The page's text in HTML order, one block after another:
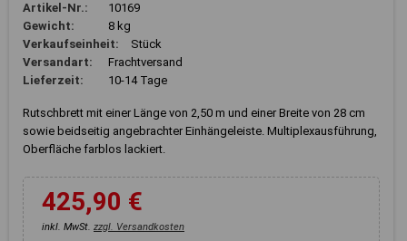
Seite alle Ihre Cookie-
Einstellungen anzupassen.
Artikel-Nr.:
10169
Gewicht:
8 kg
Verkaufseinheit:
Stück
Versandart:
Frachtversand
Lieferzeit:
10-14 Tage
Rutschbrett mit einer Länge von 2,50 m und einer Breite von 28 cm
sowie beidseitig angebrachter Einhängeleiste. Multiplexausführung,
Oberfläche farblos lackiert.
425,90 €
inkl. MwSt. zzgl. Versandkosten